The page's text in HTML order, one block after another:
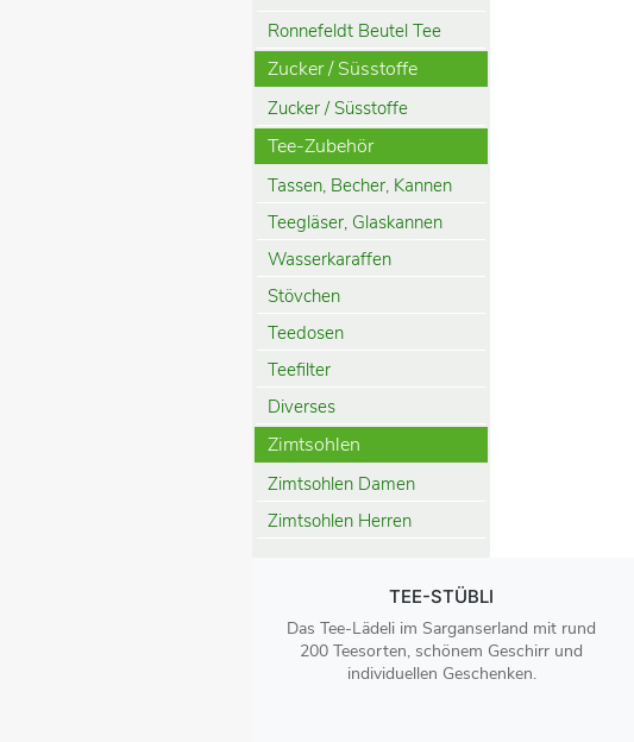
Ronnefeldt Beutel Tee
Zucker / Süsstoffe
Zucker / Süsstoffe
Tee-Zubehör
Tassen, Becher, Kannen
Teegläser, Glaskannen
Wasserkaraffen
Stövchen
Teedosen
Teefilter
Diverses
Zimtsohlen
Zimtsohlen Damen
Zimtsohlen Herren
TEE-STÜBLI
Das Tee-Lädeli im Sarganserland mit rund
200 Teesorten, schönem Geschirr und
individuellen Geschenken.